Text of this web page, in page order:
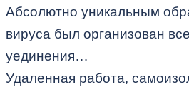
Абсолютно уникальным
вируса был организован
уединения…
Удаленная работа,